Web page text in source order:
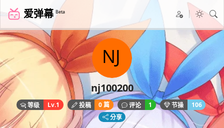
爱弹幕 Beta
nj100200
等级 Lv.1 投稿 0 篇 评论 1 节操
106
分享